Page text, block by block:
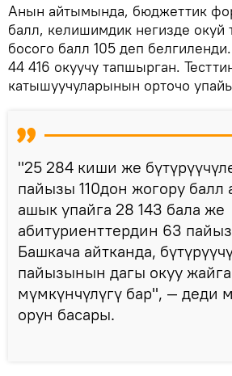
Анын айтымында, бюджеттик
балл, келишимдик негизде окуй
босого балл 105 деп
44 416 окуучу тапшырган.
катышуучуларынын орточо
"25 284 киши же
пайызы 110дон жогору балл
ашык упайга 28 143 бала же
абитуриенттердин 63
Башкача айтканда,
пайызынын дагы окуу
мүмкүнчүлүгү бар", — деди
орун басары.